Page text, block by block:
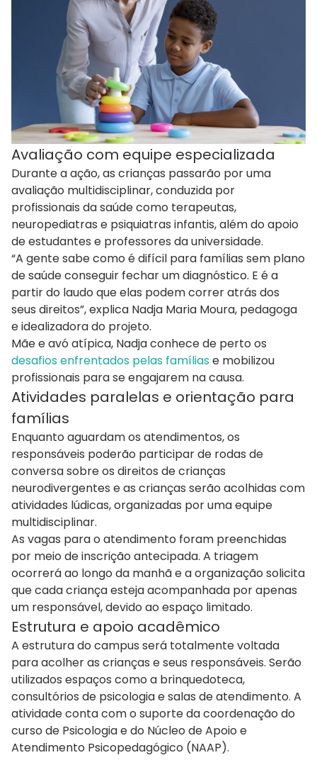
Avaliação com equipe especializada
Durante a ação, as crianças passarão por uma
avaliação multidisciplinar, conduzida por
profissionais da saúde como terapeutas,
neuropediatras e psiquiatras infantis, além do apoio
de estudantes e professores da universidade.
“A gente sabe como é difícil para famílias sem plano
de saúde conseguir fechar um diagnóstico. E é a
partir do laudo que elas podem correr atrás dos
seus direitos”, explica Nadja Maria Moura, pedagoga
e idealizadora do projeto.
Mãe e avó atípica, Nadja conhece de perto os
desafios enfrentados pelas famíliase mobilizou
profissionais para se engajarem na causa.
Atividades paralelas e orientação para
famílias
Enquanto aguardam os atendimentos, os
responsáveis poderão participar de rodas de
conversa sobre os direitos de crianças
neurodivergentes e as crianças serão acolhidas com
atividades lúdicas, organizadas por uma equipe
multidisciplinar.
As vagas para o atendimento foram preenchidas
por meio de inscrição antecipada. A triagem
ocorrerá ao longo da manhã e a organização solicita
que cada criança esteja acompanhada por apenas
um responsável, devido ao espaço limitado.
Estrutura e apoio acadêmico
A estrutura do campus será totalmente voltada
para acolher as crianças e seus responsáveis. Serão
utilizados espaços como a brinquedoteca,
consultórios de psicologia e salas de atendimento. A
atividade conta com o suporte da coordenação do
curso de Psicologia e do Núcleo de Apoio e
Atendimento Psicopedagógico (NAAP).